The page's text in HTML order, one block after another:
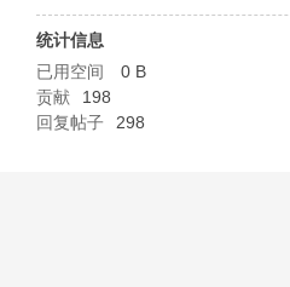
统计信息
已用空间
0 B
贡献
198
回复帖子
298